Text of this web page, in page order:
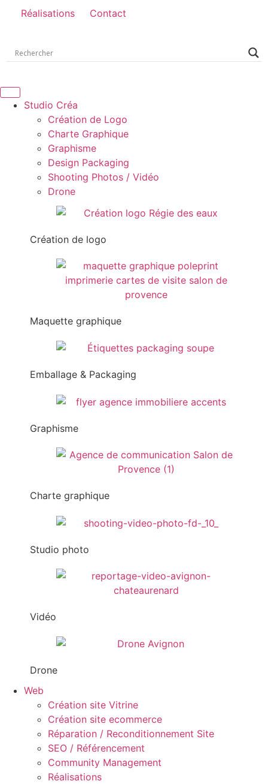
Réalisations Contact
Studio Créa
Création de Logo
Charte Graphique
Graphisme
Design Packaging
Shooting Photos / Vidéo
Drone
Création de logo
Maquette graphique
Emballage & Packaging
Graphisme
Charte graphique
Studio photo
Vidéo
Drone
Web
Création site Vitrine
Création site ecommerce
Réparation / Reconditionnement Site
SEO / Référencement
Community Management
Réalisations